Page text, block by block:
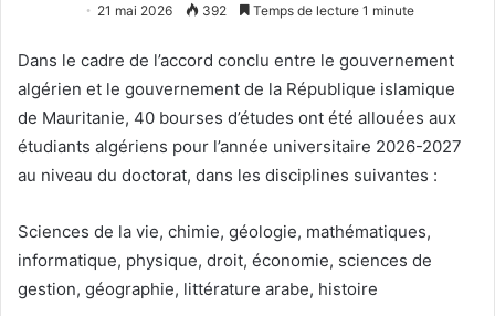
21 mai 2026 392 Temps de lecture 1 minute
Dans le cadre de l’accord conclu entre le gouvernement
algérien et le gouvernement de la République islamique
de Mauritanie, 40 bourses d’études ont été allouées aux
étudiants algériens pour l’année universitaire 2026-2027
au niveau du doctorat, dans les disciplines suivantes :
Sciences de la vie, chimie, géologie, mathématiques,
informatique, physique, droit, économie, sciences de
gestion, géographie, littérature arabe, histoire